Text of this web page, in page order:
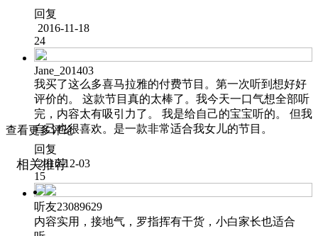
回复
2016-11-18
24
Jane_201403
我买了这么多喜马拉雅的付费节目。第一次听到想好好
评价的。 这款节目真的太棒了。我今天一口气想全部听
完，内容太有吸引力了。 我是给自己的宝宝听的。 但我
自己也很喜欢。是一款非常适合我女儿的节目。
回复
2016-12-03
15
听友23089629
内容实用，接地气，罗指挥有干货，小白家长也适合
查看更多评论
相关推荐